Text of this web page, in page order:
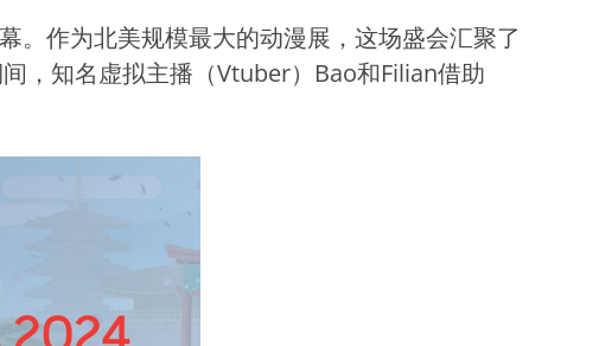
云解说
作为北美规模最大的动漫展，这场盛会汇聚了
，知名虚拟主播（Vtuber）Bao和Filian借助